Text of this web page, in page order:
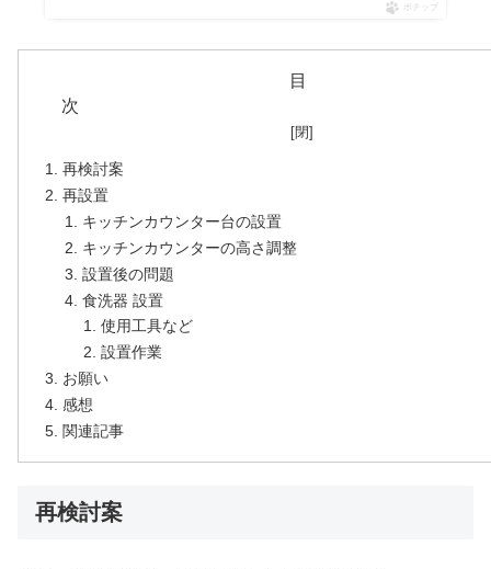
ポチップ
目
再検討案
再設置
キッチンカウンター台の設置
キッチンカウンターの高さ調整
設置後の問題
食洗器 設置
使用工具など
設置作業
お願い
感想
関連記事
再検討案